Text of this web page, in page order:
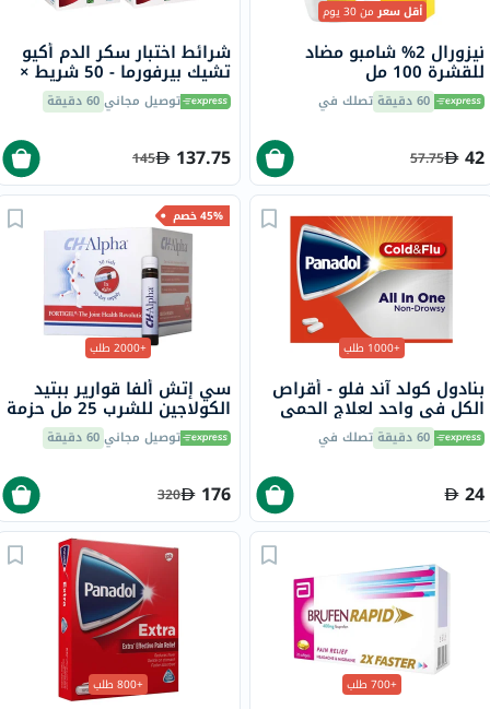
أقل سعرمن 30 يوم
نيزورال 2% شامبو مضاد
للقشرة 100 مل
60 دقيقة تصلك في
42
57.75
شرائط اختبار سكر الدم أكيو
تشيك بيرفورما - 50 شريط ×
2 توصيل مجاني60 دقيقة
137.75
145
+1000 طلب
بنادول كولد آند فلو - أقراص
الكل في واحد لعلاج الحمى
والبرد والإنفلونزا حزمة من 24
60 دقيقة تصلك في
24
45% خصم
+2000 طلب
سي إتش ألفا قوارير ببتيد
الكولاجين للشرب 25 مل حزمة
من 30 توصيل مجاني60 دقيقة
176
320
+700 طلب +800 طلب